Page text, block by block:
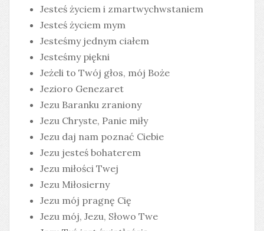
Jesteś życiem i zmartwychwstaniem
Jesteś życiem mym
Jesteśmy jednym ciałem
Jesteśmy piękni
Jeżeli to Twój głos, mój Boże
Jezioro Genezaret
Jezu Baranku zraniony
Jezu Chryste, Panie miły
Jezu daj nam poznać Ciebie
Jezu jesteś bohaterem
Jezu miłości Twej
Jezu Miłosierny
Jezu mój pragnę Cię
Jezu mój, Jezu, Słowo Twe